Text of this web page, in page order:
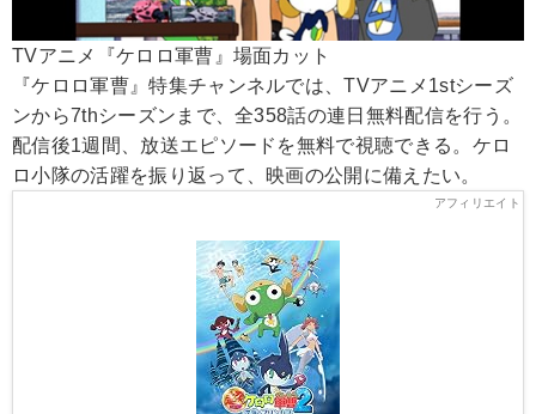
TVアニメ『ケロロ軍曹』場面カット
『ケロロ軍曹』特集チャンネルでは、TVアニメ1stシーズ
ンから7thシーズンまで、全358話の連日無料配信を行う。
配信後1週間、放送エピソードを無料で視聴できる。ケロ
ロ小隊の活躍を振り返って、映画の公開に備えたい。